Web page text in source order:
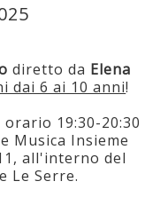
diretto da Elena
dai 6 ai 10 anni!
orario 19:30-20:30
Musica Insieme
all'interno del
Le Serre.